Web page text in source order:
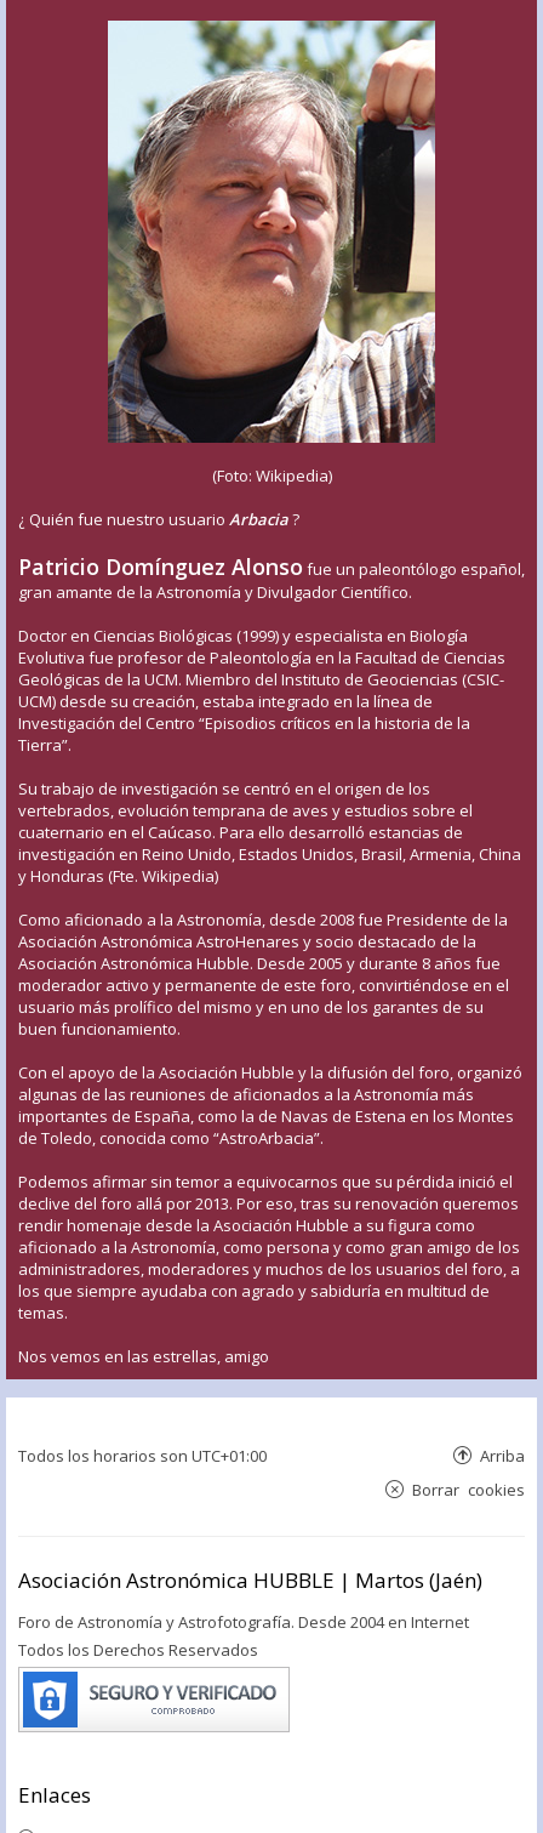
(Foto: Wikipedia)
¿ Quién fue nuestro usuario Arbacia?
Patricio Domínguez Alonso fue un paleontólogo español,
gran amante de la Astronomía y Divulgador Científico.
Doctor en Ciencias Biológicas (1999) y especialista en Biología
Evolutiva fue profesor de Paleontología en la Facultad de Ciencias
Geológicas de la UCM. Miembro del Instituto de Geociencias (CSIC-
UCM) desde su creación, estaba integrado en la línea de
Investigación del Centro “Episodios críticos en la historia de la
Tierra”.
Su trabajo de investigación se centró en el origen de los
vertebrados, evolución temprana de aves y estudios sobre el
cuaternario en el Caúcaso. Para ello desarrolló estancias de
investigación en Reino Unido, Estados Unidos, Brasil, Armenia, China
y Honduras (Fte. Wikipedia)
Como aficionado a la Astronomía, desde 2008 fue Presidente de la
Asociación Astronómica AstroHenares y socio destacado de la
Asociación Astronómica Hubble. Desde 2005 y durante 8 años fue
moderador activo y permanente de este foro, convirtiéndose en el
usuario más prolífico del mismo y en uno de los garantes de su
buen funcionamiento.
Con el apoyo de la Asociación Hubble y la difusión del foro, organizó
algunas de las reuniones de aficionados a la Astronomía más
importantes de España, como la de Navas de Estena en los Montes
de Toledo, conocida como “AstroArbacia”.
Podemos afirmar sin temor a equivocarnos que su pérdida inició el
declive del foro allá por 2013. Por eso, tras su renovación queremos
rendir homenaje desde la Asociación Hubble a su figura como
aficionado a la Astronomía, como persona y como gran amigo de los
administradores, moderadores y muchos de los usuarios del foro, a
los que siempre ayudaba con agrado y sabiduría en multitud de
temas.
Nos vemos en las estrellas, amigo
Todos los horarios son UTC+01:00 Arriba
Borrar cookies
Asociación Astronómica HUBBLE | Martos (Jaén)
Foro de Astronomía y Astrofotografía. Desde 2004 en Internet
Todos los Derechos Reservados
Enlaces